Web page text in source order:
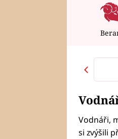
Vodnáři,
si zvýšili